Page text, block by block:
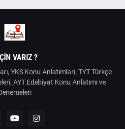
VARIZ ?
YKS Konu Anlatımları, TYT Türkçe
AYT Edebiyat Konu Anlatımı ve